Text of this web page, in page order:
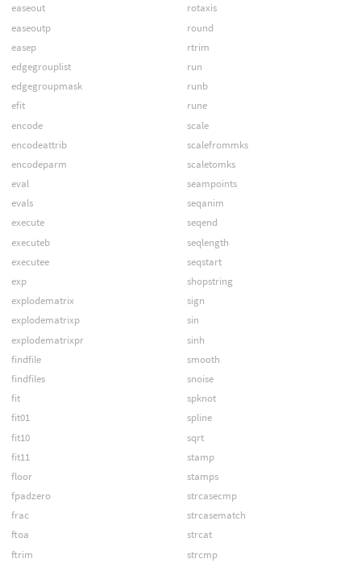
easeout
easeoutp
easep
edgegrouplist
edgegroupmask
efit
encode
encodeattrib
encodeparm
eval
evals
execute
executeb
executee
exp
explodematrix
explodematrixp
explodematrixpr
findfile
findfiles
fit
fit01
fit10
fit11
floor
fpadzero
frac
ftoa
ftrim
rotaxis
round
rtrim
run
runb
rune
scale
scalefrommks
scaletomks
seampoints
seqanim
seqend
seqlength
seqstart
shopstring
sign
sin
sinh
smooth
snoise
spknot
spline
sqrt
stamp
stamps
strcasecmp
strcasematch
strcat
strcmp